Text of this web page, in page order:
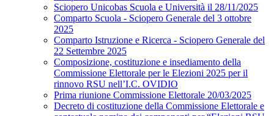
Sciopero Unicobas Scuola e Università il 28/11/2025
Comparto Scuola - Sciopero Generale del 3 ottobre
2025
Comparto Istruzione e Ricerca - Sciopero Generale del
22 Settembre 2025
Composizione, costituzione e insediamento della
Commissione Elettorale per le Elezioni 2025 per il
rinnovo RSU nell’I.C. OVIDIO
Prima riunione Commissione Elettorale 20/03/2025
Decreto di costituzione della Commissione Elettorale e